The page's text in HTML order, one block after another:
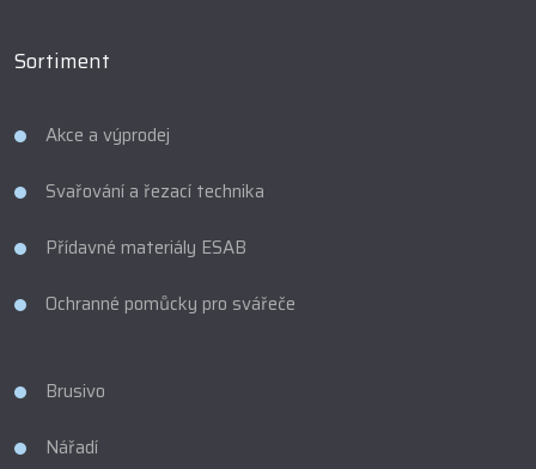
Sortiment
Akce a výprodej
Svařování a řezací technika
Přídavné materiály ESAB
Ochranné pomůcky pro svářeče
Brusivo
Nářadí